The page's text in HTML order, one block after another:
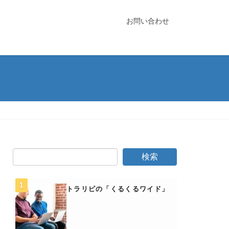
お問い合わせ
トラリピの「くるくるワイド」